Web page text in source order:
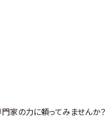
家の力に頼ってみませんか？